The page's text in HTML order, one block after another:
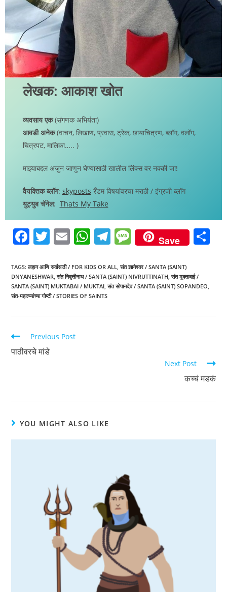
लेखक: आकाश खोत
व्यवसाय एक(संगणक अभियंता)
आवडी अनेक(वाचन, लिखाण, प्रवास, ट्रेक, छायाचित्रण, ब्लॉग, वलॉग,
चित्रपट, मालिका….. )
माझ्याबद्दल अजुन जाणुन घेण्यासाठी खालील लिंक्स वर नक्की जा!
वैयक्तिक ब्लॉग: skyposts रँडम विषयांवरचा मराठी / इंग्रजी ब्लॉग
युट्युब चॅनेल: Thats My Take
F
c
e
b
o
k
T
itt
er
E
ai
l
W
at
s
A
T
e
gr
M
e
ss
a
Save
TAGS:लहान आणि सर्वांसाठी / FOR KIDS OR ALL, संत ज्ञानेश्वर / SANTA (SAINT)
DNYANESHWAR, संत निवृत्तीनाथ / SANTA (SAINT) NIVRUTTINATH, संत मुक्ताबाई /
SANTA (SAINT) MUKTABAI / MUKTAI, संत सोपानदेव / SANTA (SAINT) SOPANDEO,
संत-महात्म्यांच्या गोष्टी / STORIES OF SAINTS
Previous Post
पाठीवरचे मांडे
Next Post
कच्चं मडकं
YOU MIGHT ALSO LIKE